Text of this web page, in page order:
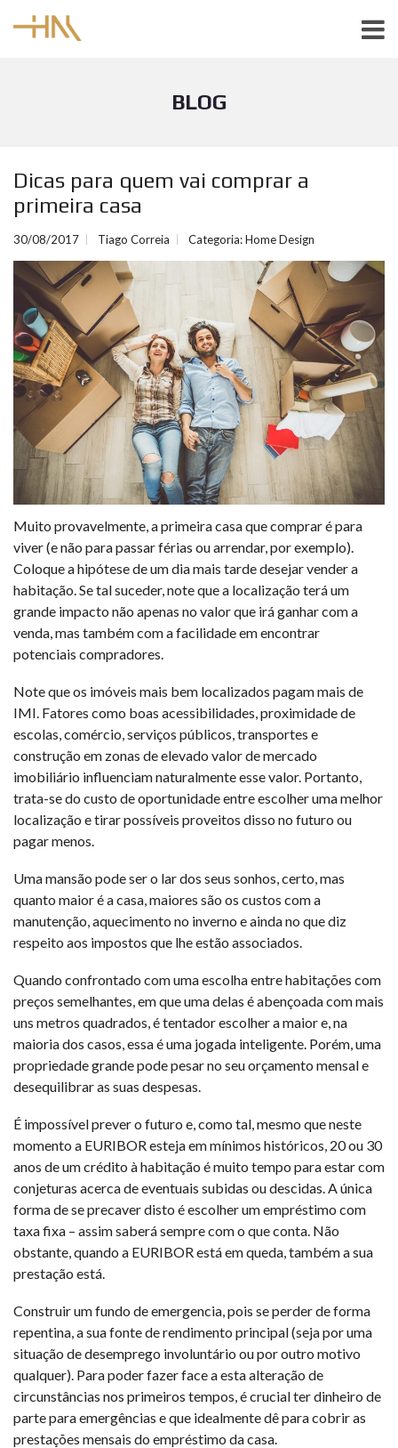
BLOG
Dicas para quem vai comprar a
primeira casa
30/08/2017 Tiago Correia Categoria:Home Design
Muito provavelmente, a primeira casa que comprar é para
viver (e não para passar férias ou arrendar, por exemplo).
Coloque a hipótese de um dia mais tarde desejar vender a
habitação. Se tal suceder, note que a localização terá um
grande impacto não apenas no valor que irá ganhar com a
venda, mas também com a facilidade em encontrar
potenciais compradores.
Note que os imóveis mais bem localizados pagam mais de
IMI. Fatores como boas acessibilidades, proximidade de
escolas, comércio, serviços públicos, transportes e
construção em zonas de elevado valor de mercado
imobiliário influenciam naturalmente esse valor. Portanto,
trata-se do custo de oportunidade entre escolher uma melhor
localização e tirar possíveis proveitos disso no futuro ou
pagar menos.
Uma mansão pode ser o lar dos seus sonhos, certo, mas
quanto maior é a casa, maiores são os custos com a
manutenção, aquecimento no inverno e ainda no que diz
respeito aos impostos que lhe estão associados.
Quando confrontado com uma escolha entre habitações com
preços semelhantes, em que uma delas é abençoada com mais
uns metros quadrados, é tentador escolher a maior e, na
maioria dos casos, essa é uma jogada inteligente. Porém, uma
propriedade grande pode pesar no seu orçamento mensal e
desequilibrar as suas despesas.
É impossível prever o futuro e, como tal, mesmo que neste
momento a EURIBOR esteja em mínimos históricos, 20 ou 30
anos de um crédito à habitação é muito tempo para estar com
conjeturas acerca de eventuais subidas ou descidas. A única
forma de se precaver disto é escolher um empréstimo com
taxa fixa – assim saberá sempre com o que conta. Não
obstante, quando a EURIBOR está em queda, também a sua
prestação está.
Construir um fundo de emergencia, pois se perder de forma
repentina, a sua fonte de rendimento principal (seja por uma
situação de desemprego involuntário ou por outro motivo
qualquer). Para poder fazer face a esta alteração de
circunstâncias nos primeiros tempos, é crucial ter dinheiro de
parte para emergências e que idealmente dê para cobrir as
prestações mensais do empréstimo da casa.